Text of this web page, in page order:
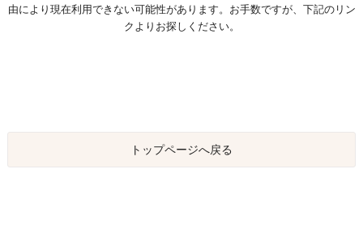
由により現在利用できない可能性があります。お手数ですが、下記のリン
クよりお探しください。
トップページへ戻る